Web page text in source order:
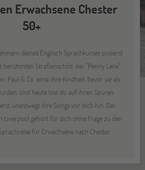
Erwachsene Chester
50+
deines Englisch Sprachkurses posierst
Straßenschild, der "Penny Lane".
Paul & Co. einst ihre Kindheit, bevor sie als
Und heute bist du auf ihren Spuren
unentwegt ihre Songs vor dich hin. Der
Liverpool gehört für dich ohne Frage zu den
für Erwachsene nach Chester.